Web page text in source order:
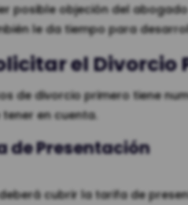
posible objeción del
le da tiempo para
el Divorcio
de divorcio primero tiene
en cuenta.
de Presentación
cubrir la tarifa de